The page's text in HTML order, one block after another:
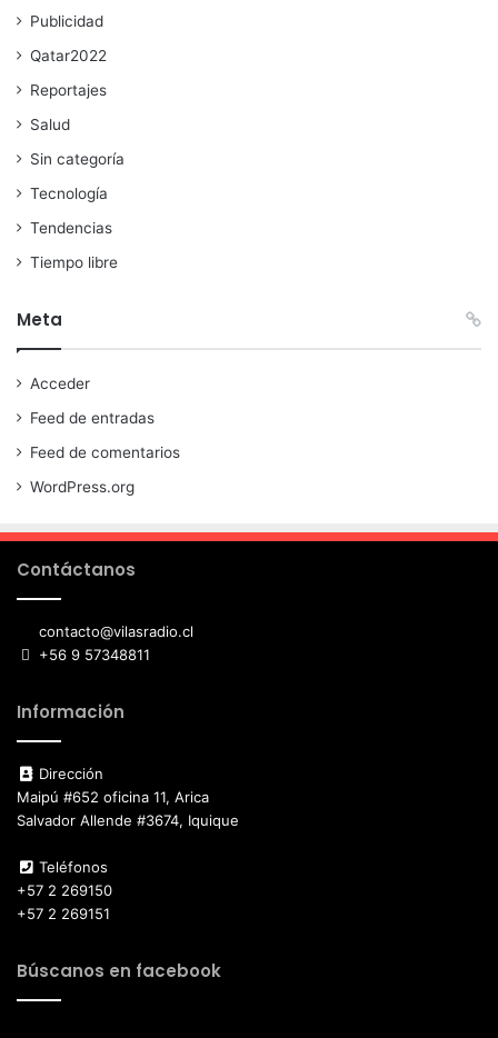
Publicidad
Qatar2022
Reportajes
Salud
Sin categoría
Tecnología
Tendencias
Tiempo libre
Meta
Acceder
Feed de entradas
Feed de comentarios
WordPress.org
Contáctanos
contacto@vilasradio.cl
+56 9 57348811
Información
Dirección
Maipú #652 oficina 11, Arica
Salvador Allende #3674, Iquique
Teléfonos
+57 2 269150
+57 2 269151
Búscanos en facebook